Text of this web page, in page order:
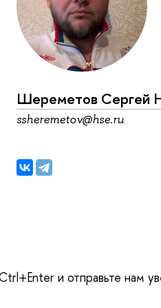
Шереметов Сергей
ssheremetov@hse.ru
и отправьте нам